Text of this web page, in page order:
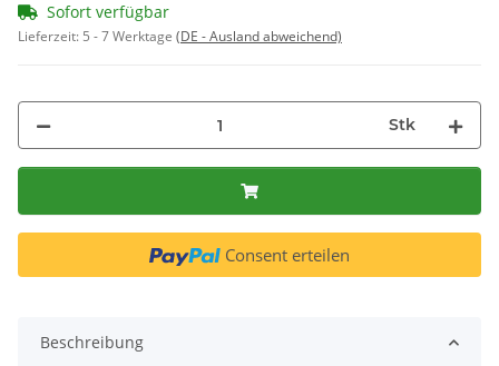
Sofort verfügbar
Lieferzeit: 5 - 7 Werktage (DE - Ausland abweichend)
Stk
Consent erteilen
Beschreibung